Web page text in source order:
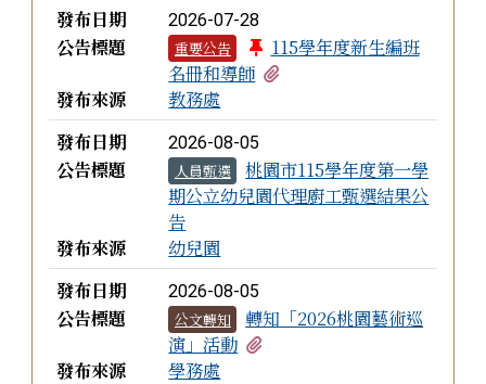
從事水域活動應牢記「防溺十招」與「救溺五
步」：選擇合法安全水域、注意天候變化、不落單不跳
水，並熟記叫叫伸拋划口訣。
落實巡、倒、清、刷，一同預防登革熱，桃園市政
府關心您！
『幸福保衛站』保衛幸福讚! 18歲以下學童，家中
遇緊急變故，饑餓時可至超商求助取餐
6歲至15歲之國民，應接受義務教育，未依規定就
學者，區公所以書面勸警告且限期入學，仍未遵行者，
最高得處其監護人新臺幣300元罰鍰，並得連續處罰至
入(復)學為止。
發布日期
2026-07-28
公告標題 重要公告
115學年度新生編班
名冊和導師
發布來源
教務處
發布日期
2026-08-05
公告標題 人員甄選
桃園市115學年度第一學
期公立幼兒園代理廚工甄選結果公
告
發布來源
幼兒園
發布日期
2026-08-05
公告標題 公文轉知
轉知「2026桃園藝術巡
演」活動
發布來源
學務處